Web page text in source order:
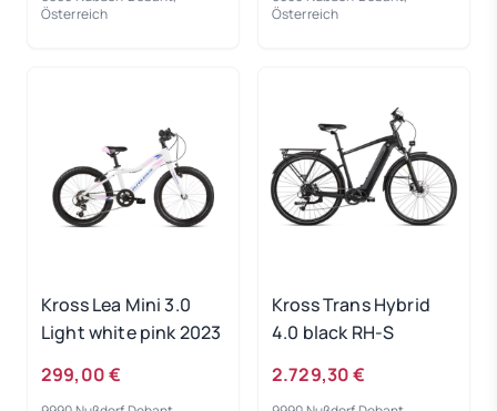
Österreich
Österreich
Kross Lea Mini 3.0
Light white pink 2023
299,00 €
Kross Trans Hybrid
4.0 black RH-S
2.729,30 €